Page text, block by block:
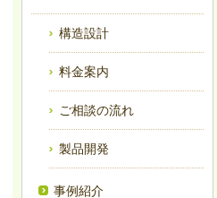
構造設計
料金案内
ご相談の流れ
製品開発
事例紹介